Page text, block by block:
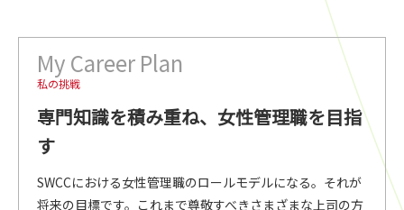
My Career Plan
私の挑戦
専門知識を積み重ね、女性管理職を目指
す
SWCCにおける女性管理職のロールモデルになる。それが
将来の目標です。これまで尊敬すべきさまざまな上司の方